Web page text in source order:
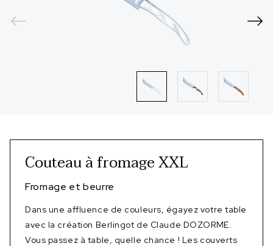
Couteau à fromage XXL
Fromage et beurre
Dans une affluence de couleurs, égayez votre table
avec la création Berlingot de Claude DOZORME.
Vous passez à table, quelle chance ! Les couverts